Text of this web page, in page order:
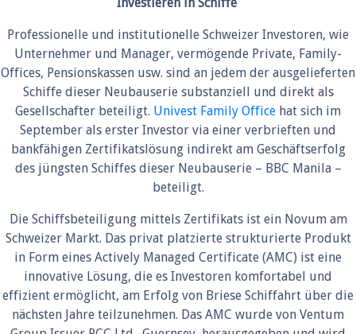
Professionelle und institutionelle Schweizer Investoren, wie
Unternehmer und Manager, vermögende Private, Family-
Offices, Pensionskassen usw. sind an jedem der ausgelieferten
Schiffe dieser Neubauserie substanziell und direkt als
Gesellschafter beteiligt. Univest Family Office hat sich im
September als erster Investor via einer verbrieften und
bankfähigen Zertifikatslösung indirekt am Geschäftserfolg
des jüngsten Schiffes dieser Neubauserie – BBC Manila –
beteiligt.
Die Schiffsbeteiligung mittels Zertifikats ist ein Novum am
Schweizer Markt. Das privat platzierte strukturierte Produkt
in Form eines Actively Managed Certificate (AMC) ist eine
innovative Lösung, die es Investoren komfortabel und
effizient ermöglicht, am Erfolg von Briese Schiffahrt über die
nächsten Jahre teilzunehmen. Das AMC wurde von Ventum